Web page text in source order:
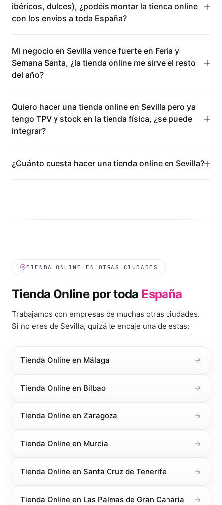
ibéricos, dulces), ¿podéis montar la tienda online
con los envíos a toda España?
Mi negocio en Sevilla vende fuerte en Feria y
Semana Santa, ¿la tienda online me sirve el resto
del año?
Quiero hacer una tienda online en Sevilla pero ya
tengo TPV y stock en la tienda física, ¿se puede
integrar?
¿Cuánto cuesta hacer una tienda online en Sevilla?
TIENDA ONLINE EN OTRAS CIUDADES
Tienda Onlinepor toda España
Trabajamos con empresas de muchas otras ciudades.
Si no eres de Sevilla, quizá te encaje una de estas:
Tienda Online en Málaga
Tienda Online en Bilbao
Tienda Online en Zaragoza
Tienda Online en Murcia
Tienda Online en Santa Cruz de Tenerife
Tienda Online en Las Palmas de Gran Canaria